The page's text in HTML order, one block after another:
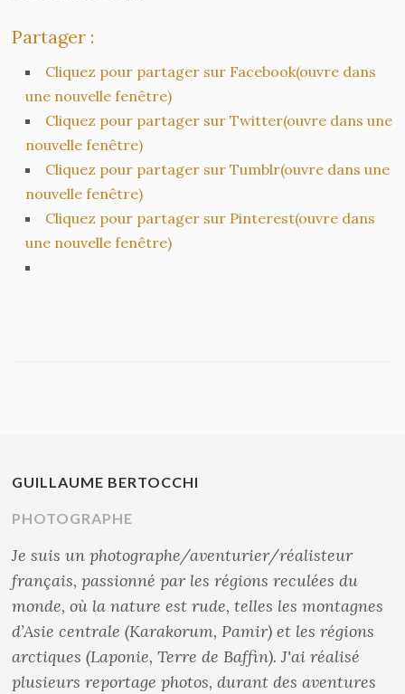
Partager :
Cliquez pour partager sur Facebook(ouvre dans
une nouvelle fenêtre)
Cliquez pour partager sur Twitter(ouvre dans une
nouvelle fenêtre)
Cliquez pour partager sur Tumblr(ouvre dans une
nouvelle fenêtre)
Cliquez pour partager sur Pinterest(ouvre dans
une nouvelle fenêtre)
GUILLAUME BERTOCCHI
PHOTOGRAPHE
Je suis un photographe/aventurier/réalisteur
français, passionné par les régions reculées du
monde, où la nature est rude, telles les montagnes
d’Asie centrale (Karakorum, Pamir) et les régions
arctiques (Laponie, Terre de Baffin). J'ai réalisé
plusieurs reportage photos, durant des aventures